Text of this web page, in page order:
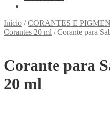
Início /CORANTES E
Corantes 20 ml /Corante para
Corante para
20 ml